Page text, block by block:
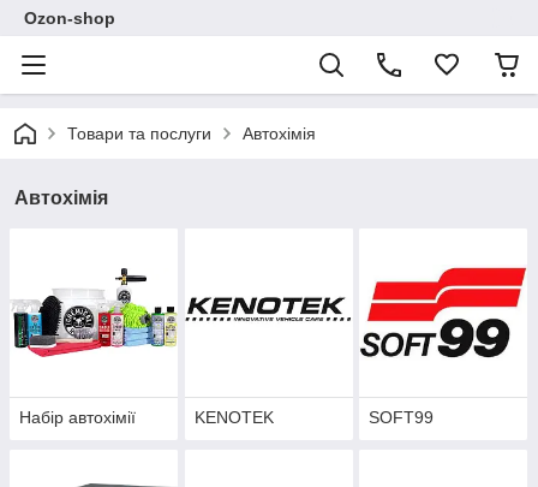
Ozon-shop
Товари та послуги Автохімія
Автохімія
Набір автохімії KENOTEK SOFT99